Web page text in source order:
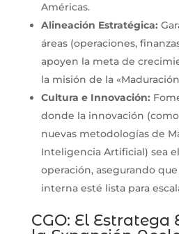
Américas.
Alineación Estratégica:
áreas (operaciones,
apoyen la meta de
la misión de la
Cultura e Innovación:
donde la innovación
nuevas metodologías de
Inteligencia Artificial) sea
operación, asegurando
interna esté lista para
CGO: El Estratega